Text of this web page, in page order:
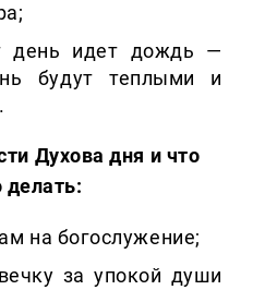
день идет дождь —
будут теплыми и
Духова дня и что
на богослужение;
за упокой души